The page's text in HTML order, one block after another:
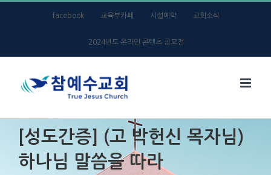
facebook 교육부카페 시설예약 교회소식
2024년도 온라인 콘텐츠 공모전
[성도간증] (고 박헌신 목자님)
하나님 말씀을 따라